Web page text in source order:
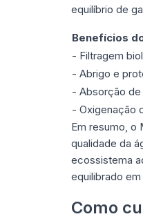
equilíbrio de
Benefícios
- Filtragem
- Abrigo e
- Absorção de
- Oxigenação
Em resumo, o
qualidade da
ecossistema
equilibrado
Como